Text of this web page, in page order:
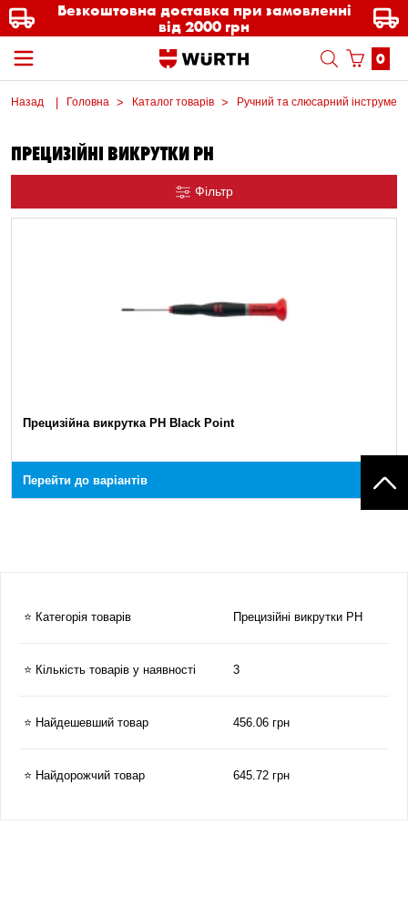
Безкоштовна доставка при замовленні
від 2000 грн
0
Назад Головна Каталог товарів Ручний та слюсарний інструмент
ПРЕЦИЗІЙНІ ВИКРУТКИ PH
Фільтр
Прецизійна викрутка PH Black Point
Перейти до варіантів
⭐ Категорія товарів Прецизійні викрутки PH
⭐ Кількість товарів у наявності 3
⭐ Найдешевший товар 456.06 грн
⭐ Найдорожчий товар 645.72 грн